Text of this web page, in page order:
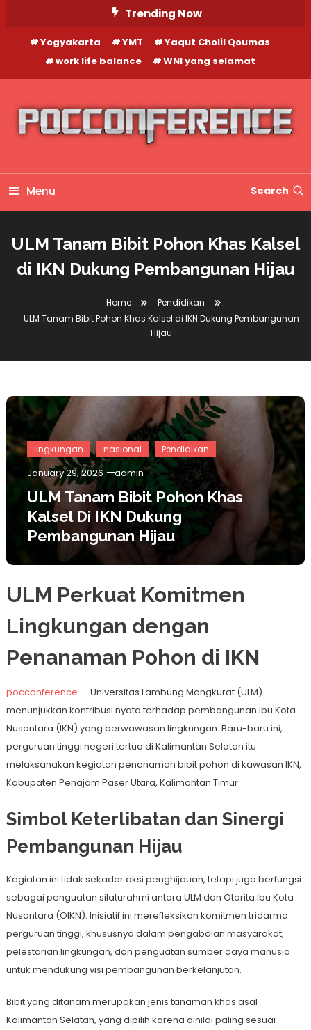
Content
Trending Now
Yogyakarta YMT
Yaqut Cholil Qoumas
work life balance
WNI yang selamat
Menu Search
ULM Tanam Bibit Pohon Khas Kalsel
di IKN Dukung Pembangunan Hijau
Home
Pendidikan
ULM Tanam Bibit Pohon Khas Kalsel di IKN Dukung Pembangunan
Hijau
lingkungan nasional Pendidikan
January 29, 2026 admin
ULM Tanam Bibit Pohon Khas
Kalsel Di IKN Dukung
Pembangunan Hijau
ULM Perkuat Komitmen
Lingkungan dengan
Penanaman Pohon di IKN
pocconference — Universitas Lambung Mangkurat (ULM)
menunjukkan kontribusi nyata terhadap pembangunan Ibu Kota
Nusantara (IKN) yang berwawasan lingkungan. Baru-baru ini,
perguruan tinggi negeri tertua di Kalimantan Selatan itu
melaksanakan kegiatan penanaman bibit pohon di kawasan IKN,
Kabupaten Penajam Paser Utara, Kalimantan Timur.
Simbol Keterlibatan dan Sinergi
Pembangunan Hijau
Kegiatan ini tidak sekadar aksi penghijauan, tetapi juga berfungsi
sebagai penguatan silaturahmi antara ULM dan Otorita Ibu Kota
Nusantara (OIKN). Inisiatif ini merefleksikan komitmen tridarma
perguruan tinggi, khususnya dalam pengabdian masyarakat,
pelestarian lingkungan, dan penguatan sumber daya manusia
untuk mendukung visi pembangunan berkelanjutan.
Bibit yang ditanam merupakan jenis tanaman khas asal
Kalimantan Selatan, yang dipilih karena dinilai paling sesuai